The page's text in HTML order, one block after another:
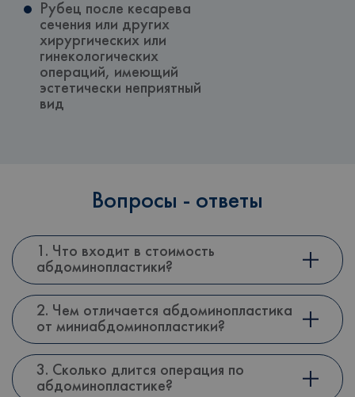
Рубец после кесарева
сечения или других
хирургических или
гинекологических
операций, имеющий
эстетически неприятный
вид
Вопросы - ответы
1. Что входит в стоимость
абдоминопластики?
2. Чем отличается абдоминопластика
от миниабдоминопластики?
3. Сколько длится операция по
абдоминопластике?